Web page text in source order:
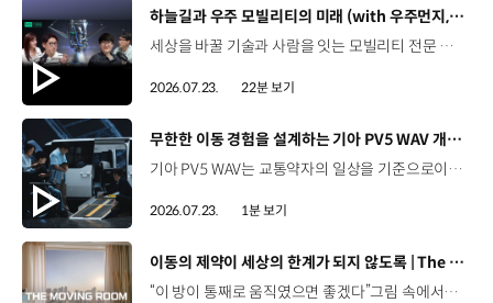
[동영상]
하늘길과 우주 모빌리티의 미래 (with 우주먼지, 항성) | 현대진행형 팟캐스트 EP. 20
세상을 바꿀 기술과 사람을 잇는 모빌리티 전문 팟캐스트, 현대진행형. 🔊 과학커뮤니케이터 이독실, 여도은 앵커,그리고 천문학자 우주먼지, 과학커뮤니케이터 항성과 함께했습니다. 우주정거장을 거쳐 뉴욕으로 향하는 미래를 상상해본 적 있나요?스무 번째 에피소드에서는 하늘 위 교통 체계와 이동 수단의 모습,그리고 지상을 넘어 우주로 확장되는 모빌리티의 가능성까지 살펴봅니다. 하늘길이 열리면 우리의 일상은 어떻게 달라질지,현대진행형 20편에서 확인해 보세요. 현대진행형 팟빵▶현대진행형 애플 팟캐스트▶현대진행형 스포티파이▶ 00:00 하이라이트00:24 인트로 / 자기소개00:47 하늘길의 교통은 어떻게 다를까02:33 하늘의 교통 관제 시스템03:10 하늘을 나는 자동차의 모습은?05:10 미래 하늘길의 동력원과 연료06:42 휘발유 대신 항공유가 쓰일 가능성07:18 자동차에서 모빌리티로의 변화08:13 하늘길 시대의 도로와 도시10:02 우주 모빌리티는 어디까지 가능할까12:18 우주를 경험하는 미래12:57 우주로 확장되는 모빌리티13:30 하늘과 우주에서 좋은 차의 기준은?14:54 우주 관광은 누구나 가능할까16:35 현대로템과 한국 우주 산업의 미래18:37 미래 모빌리티가 바꿀 우리의 일상 *본 영상에 포함된 참여자의 의견은 현대자동차그룹의 공식 입장과 다를 수 있습니다. #현대자동차그룹 #현대진행형 #모빌리티팟캐스트 #UAM #스카이모빌리티 #하늘길 #자율주행 #우주 #우주항공 #모빌리티 #팟캐스트
2026.07.23. 22분 보기
[동영상]
무한한 이동 경험을 설계하는 기아 PV5 WAV 개발 스토리 | The Moving Room
기아 PV5 WAV는 교통약자의 일상을 기준으로이동 과정을 다시 설계했습니다. 탑승자의 목적에 맞게 확장되는 모빌리티, PV5 WAV 개발 스토리를 영상으로 확인해 보세요. #현대자동차그룹 #TheMovingRoom #기아 #PV5 #PV5WAV #PBV #목적기반모빌리티
2026.07.23. 1분 보기
[동영상]
이동의 제약이 세상의 한계가 되지 않도록 | The Moving Room
“이 방이 통째로 움직였으면 좋겠다”그림 속에서만 그리던 여행이 현실이 되기까지 기아 PV5 WAV는 필요한 의료 장비를 싣고가족과 한 공간에서 함께 떠날 수 있도록이동의 경험을 다시 설계했습니다. 같은 풍경을 보고, 같은 순간을 나누는 일현대자동차그룹은 모두를 위한 이동을 만들어갑니다. #현대자동차그룹 #TheMovingRoom #PV5 #기아 #목적기반모빌리티 #PV5WAV #PBV